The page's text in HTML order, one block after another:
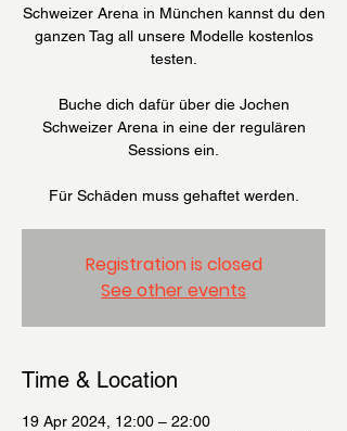
Schweizer Arena in München kannst du den
ganzen Tag all unsere Modelle kostenlos
testen.
Buche dich dafür über die Jochen
Schweizer Arena in eine der regulären
Sessions ein.
Für Schäden muss gehaftet werden.
Registration is closed
See other events
Time & Location
19 Apr 2024, 12:00 – 22:00